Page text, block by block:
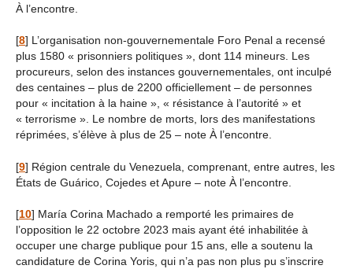
À l’encontre.
[8] L’organisation non-gouvernementale Foro Penal a recensé
plus 1580 « prisonniers politiques », dont 114 mineurs. Les
procureurs, selon des instances gouvernementales, ont inculpé
des centaines – plus de 2200 officiellement – de personnes
pour « incitation à la haine », « résistance à l’autorité » et
« terrorisme ». Le nombre de morts, lors des manifestations
réprimées, s’élève à plus de 25 – note À l’encontre.
[9] Région centrale du Venezuela, comprenant, entre autres, les
États de Guárico, Cojedes et Apure – note À l’encontre.
[10] María Corina Machado a remporté les primaires de
l’opposition le 22 octobre 2023 mais ayant été inhabilitée à
occuper une charge publique pour 15 ans, elle a soutenu la
candidature de Corina Yoris, qui n’a pas non plus pu s’inscrire